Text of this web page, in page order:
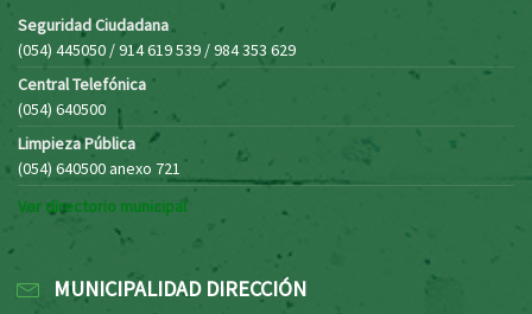
Seguridad Ciudadana
(054) 445050 / 914 619 539 / 984 353 629
Central Telefónica
(054) 640500
Limpieza Pública
(054) 640500 anexo 721
Ver directorio municipal
MUNICIPALIDAD DIRECCIÓN